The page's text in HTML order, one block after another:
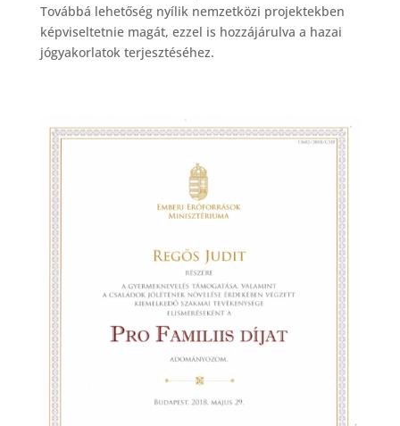
Továbbá lehetőség nyílik nemzetközi projektekben
képviseltetnie magát, ezzel is hozzájárulva a hazai
jógyakorlatok terjesztéséhez.